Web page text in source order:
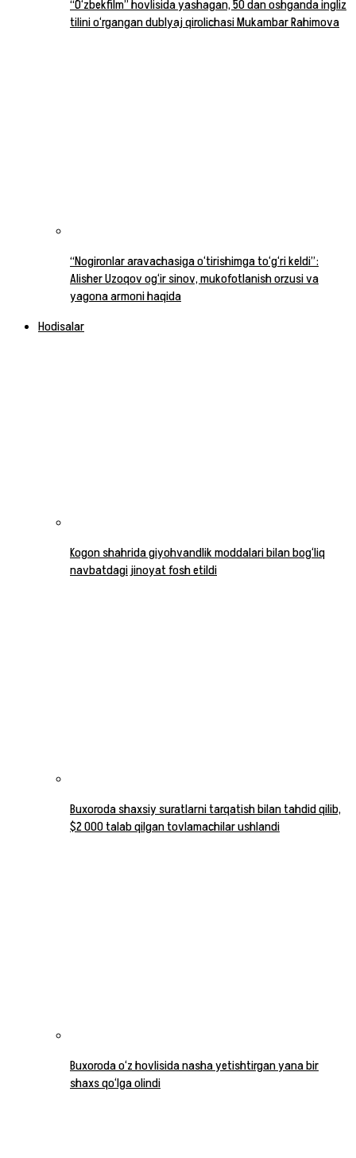
“O‘zbekfilm” hovlisida yashagan, 50 dan oshganda ingliz
tilini o‘rgangan dublyaj qirolichasi Mukambar Rahimova
“Nogironlar aravachasiga o‘tirishimga to‘g‘ri keldi”:
Alisher Uzoqov og‘ir sinov, mukofotlanish orzusi va
yagona armoni haqida
Hodisalar
Kogon shahrida giyohvandlik moddalari bilan bog‘liq
navbatdagi jinoyat fosh etildi
Buxoroda shaxsiy suratlarni tarqatish bilan tahdid qilib,
$2 000 talab qilgan tovlamachilar ushlandi
Buxoroda o‘z hovlisida nasha yetishtirgan yana bir
shaxs qo‘lga olindi